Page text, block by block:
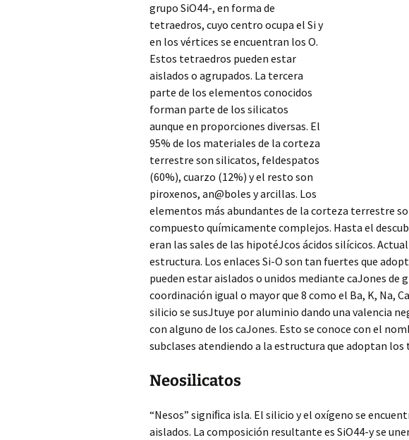
grupo SiO44-, en forma de
tetraedros, cuyo centro ocupa el Si y
en los vértices se encuentran los O.
Estos tetraedros pueden estar
aislados o agrupados. La tercera
parte de los elementos conocidos
forman parte de los silicatos
aunque en proporciones diversas. El
95% de los materiales de la corteza
terrestre son silicatos, feldespatos
(60%), cuarzo (12%) y el resto son
piroxenos, an@boles y arcillas. Los
elementos más abundantes de la corteza terrestre
compuesto químicamente complejos. Hasta el
eran las sales de las hipotéJcos ácidos silícicos.
estructura. Los enlaces Si-O son tan fuertes que
pueden estar aislados o unidos mediante caJones de
coordinación igual o mayor que 8 como el Ba, K, Na,
silicio se susJtuye por aluminio dando una valencia
con alguno de los caJones. Esto se conoce con el
subclases atendiendo a la estructura que adoptan los
Neosilicatos
“Nesos” signiﬁca isla. El silicio y el oxígeno se
aislados. La composición resultante es SiO44-y se